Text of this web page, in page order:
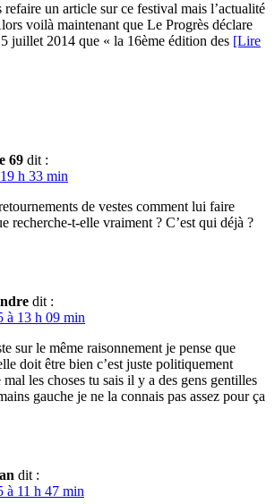
un article sur ce festival mais l’actualité
voilà maintenant que Le Progrès déclare
juillet 2014 que « la 16ème édition des [Lire
69 dit :
h 33 min
de vestes comment lui faire
recherche-t-elle vraiment ? C’est qui déjà ?
dit :
à 13 h 09 min
sur le même raisonnement je pense que
doit être bien c’est juste politiquement
mal les choses tu sais il y a des gens gentilles
gauche je ne la connais pas assez pour ça
dit :
à 11 h 47 min